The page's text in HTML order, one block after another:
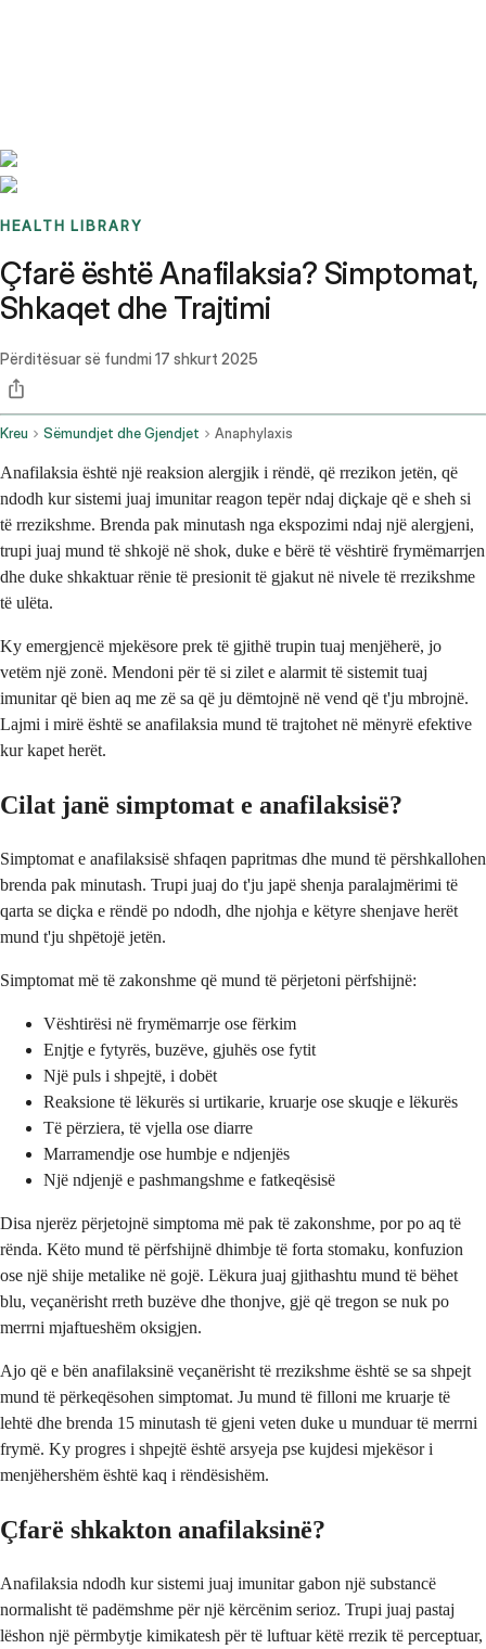
HEALTH LIBRARY
Çfarë është Anafilaksia? Simptomat,
Shkaqet dhe Trajtimi
Përditësuar së fundmi 17 shkurt 2025
Kreu Sëmundjet dhe Gjendjet Anaphylaxis
Anafilaksia është një reaksion alergjik i rëndë, që rrezikon jetën, që
ndodh kur sistemi juaj imunitar reagon tepër ndaj diçkaje që e sheh si
të rrezikshme. Brenda pak minutash nga ekspozimi ndaj një alergjeni,
trupi juaj mund të shkojë në shok, duke e bërë të vështirë frymëmarrjen
dhe duke shkaktuar rënie të presionit të gjakut në nivele të rrezikshme
të ulëta.
Ky emergjencë mjekësore prek të gjithë trupin tuaj menjëherë, jo
vetëm një zonë. Mendoni për të si zilet e alarmit të sistemit tuaj
imunitar që bien aq me zë sa që ju dëmtojnë në vend që t'ju mbrojnë.
Lajmi i mirë është se anafilaksia mund të trajtohet në mënyrë efektive
kur kapet herët.
Cilat janë simptomat e anafilaksisë?
Simptomat e anafilaksisë shfaqen papritmas dhe mund të përshkallohen
brenda pak minutash. Trupi juaj do t'ju japë shenja paralajmërimi të
qarta se diçka e rëndë po ndodh, dhe njohja e këtyre shenjave herët
mund t'ju shpëtojë jetën.
Simptomat më të zakonshme që mund të përjetoni përfshijnë:
Vështirësi në frymëmarrje ose fërkim
Enjtje e fytyrës, buzëve, gjuhës ose fytit
Një puls i shpejtë, i dobët
Reaksione të lëkurës si urtikarie, kruarje ose skuqje e lëkurës
Të përziera, të vjella ose diarre
Marramendje ose humbje e ndjenjës
Një ndjenjë e pashmangshme e fatkeqësisë
Disa njerëz përjetojnë simptoma më pak të zakonshme, por po aq të
rënda. Këto mund të përfshijnë dhimbje të forta stomaku, konfuzion
ose një shije metalike në gojë. Lëkura juaj gjithashtu mund të bëhet
blu, veçanërisht rreth buzëve dhe thonjve, gjë që tregon se nuk po
merrni mjaftueshëm oksigjen.
Ajo që e bën anafilaksinë veçanërisht të rrezikshme është se sa shpejt
mund të përkeqësohen simptomat. Ju mund të filloni me kruarje të
lehtë dhe brenda 15 minutash të gjeni veten duke u munduar të merrni
frymë. Ky progres i shpejtë është arsyeja pse kujdesi mjekësor i
menjëhershëm është kaq i rëndësishëm.
Çfarë shkakton anafilaksinë?
Anafilaksia ndodh kur sistemi juaj imunitar gabon një substancë
normalisht të padëmshme për një kërcënim serioz. Trupi juaj pastaj
lëshon një përmbytje kimikatesh për të luftuar këtë rrezik të perceptuar,